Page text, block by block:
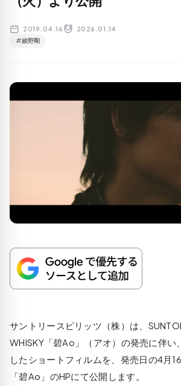
2019.04.16 2026.01.14
#綾野剛
サントリースピリッツ（株）は、
WHISKY「碧Ao」（アオ）の発売に伴い
したショートフィルムを、発売日の4月
「碧Ao」のHPにて公開します。